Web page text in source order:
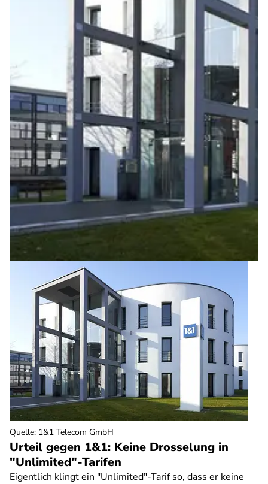
Urteil gegen 1&1: Keine Drosselung in
"Unlimited"-Tarifen
Eigentlich klingt ein "Unlimited"-Tarif so, dass er keine
Quelle: 1&1 Telecom GmbH